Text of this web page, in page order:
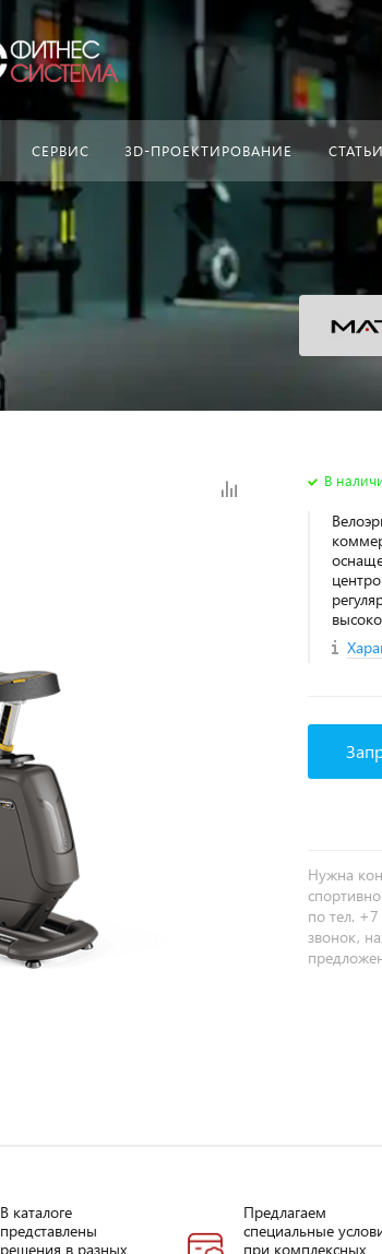
СЕРВИС 3D-ПРОЕКТИРОВАНИЕ СТАТЬИ
В
Нужна
по тел.
звонок,
В каталоге
представлены
решения в разных
Предлагаем
специальные
при комплексных